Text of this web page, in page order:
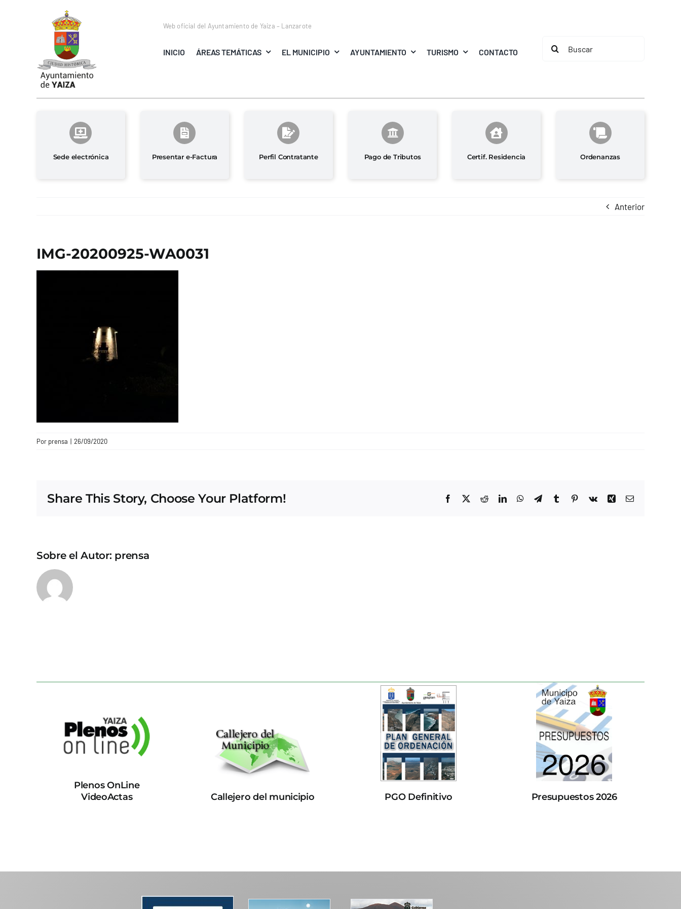
Web oficial del Ayuntamiento de Yaiza – Lanzarote
INICIO ÁREAS TEMÁTICAS EL MUNICIPIO AYUNTAMIENTO TURISMO CONTACTO
Buscar:
Sede electrónica Presentar e-Factura Perfil Contratante Pago de Tributos Certif. Residencia Ordenanzas
Anterior
IMG-20200925-WA0031
Por prensa | 26/09/2020
Share This Story, Choose Your Platform! Facebook
X RedditLinkedInWhatsApp
TelegramTumblrPinterest
Vk Xing Correo
Sobre el Autor: prensa
Plenos OnLine
VideoActas
Callejero del municipio PGO Definitivo Presupuestos 2026